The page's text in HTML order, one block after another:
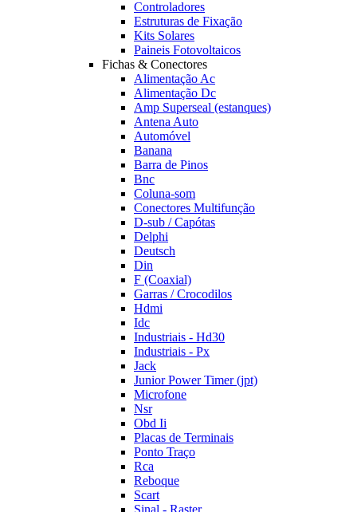
Controladores
Estruturas de Fixação
Kits Solares
Paineis Fotovoltaicos
Fichas & Conectores
Alimentação Ac
Alimentação Dc
Amp Superseal (estanques)
Antena Auto
Automóvel
Banana
Barra de Pinos
Bnc
Coluna-som
Conectores Multifunção
D-sub / Capótas
Delphi
Deutsch
Din
F (Coaxial)
Garras / Crocodilos
Hdmi
Idc
Industriais - Hd30
Industriais - Px
Jack
Junior Power Timer (jpt)
Microfone
Nsr
Obd Ii
Placas de Terminais
Ponto Traço
Rca
Reboque
Scart
Sinal - Raster